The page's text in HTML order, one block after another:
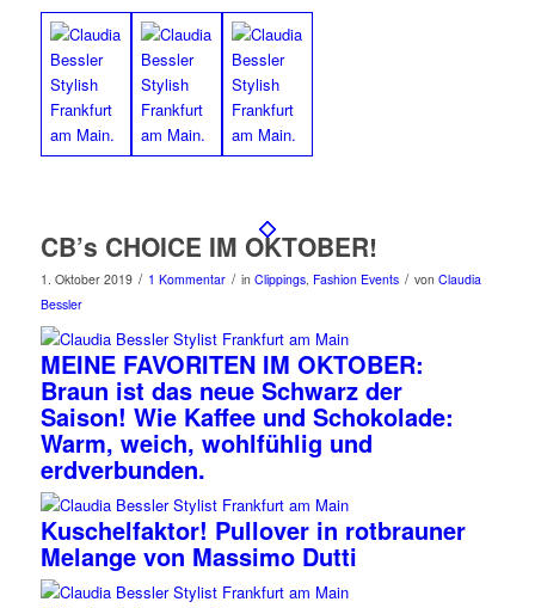
CB’s CHOICE IM OKTOBER!
1. Oktober 2019 / 1 Kommentar / in Clippings, Fashion Events / von Claudia
Bessler
MEINE FAVORITEN IM OKTOBER:
Braun ist das neue Schwarz der
Saison! Wie Kaffee und Schokolade:
Warm, weich, wohlfühlig und
erdverbunden.
Kuschelfaktor! Pullover in rotbrauner
Melange von Massimo Dutti